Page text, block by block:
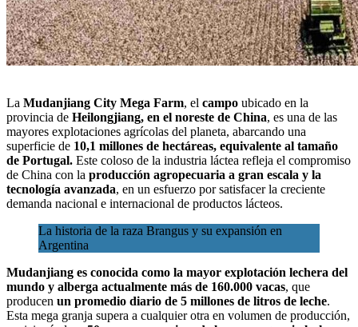
La Mudanjiang City Mega Farm, el campo ubicado en la
provincia de Heilongjiang, en el noreste de China, es una de las
mayores explotaciones agrícolas del planeta, abarcando una
superficie de 10,1 millones de hectáreas, equivalente al tamaño
de Portugal. Este coloso de la industria láctea refleja el compromiso
de China con la producción agropecuaria a gran escala y la
tecnología avanzada, en un esfuerzo por satisfacer la creciente
demanda nacional e internacional de productos lácteos.
La historia de la raza Brangus y su expansión en
Argentina
Mudanjiang es conocida como la mayor explotación lechera del
mundo y alberga actualmente más de 160.000 vacas, que
producen un promedio diario de 5 millones de litros de leche.
Esta mega granja supera a cualquier otra en volumen de producción,